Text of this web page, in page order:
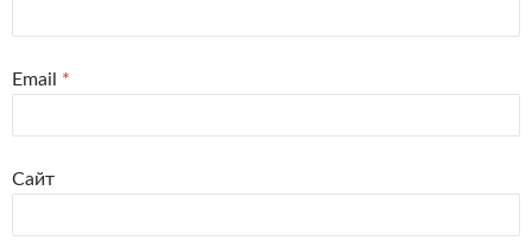
Email *
Сайт